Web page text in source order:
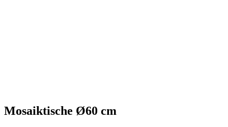
Mosaiktische Ø60 cm